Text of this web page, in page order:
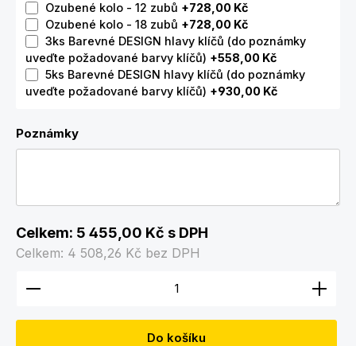
Ozubené kolo - 12 zubů +728,00 Kč
Ozubené kolo - 18 zubů +728,00 Kč
3ks Barevné DESIGN hlavy klíčů (do poznámky
uveďte požadované barvy klíčů) +558,00 Kč
5ks Barevné DESIGN hlavy klíčů (do poznámky
uveďte požadované barvy klíčů) +930,00 Kč
Poznámky
Celkem: 5 455,00 Kč s DPH
Celkem: 4 508,26 Kč bez DPH
Množství produktu: Zadejte požadované
Do košíku